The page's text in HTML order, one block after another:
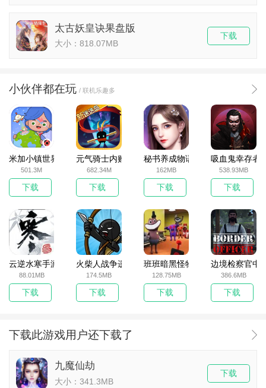
太古妖皇诀果盘版
大小：818.07MB
下载
小伙伴都在玩 / 联机乐趣多
米加小镇世界2025官方版
501.3M
下载
元气骑士内购破解版
682.34M
下载
秘书养成物语
162MB
下载
吸血鬼幸存者
538.93MB
下载
云逆水寒手游
88.01MB
下载
火柴人战争遗产无敌版
174.5MB
下载
班班暗黑怪物生存挑战5
128.75MB
下载
边境检察官中
386.6MB
下载
下载此游戏用户还下载了
九魔仙劫
大小：341.3MB
下载